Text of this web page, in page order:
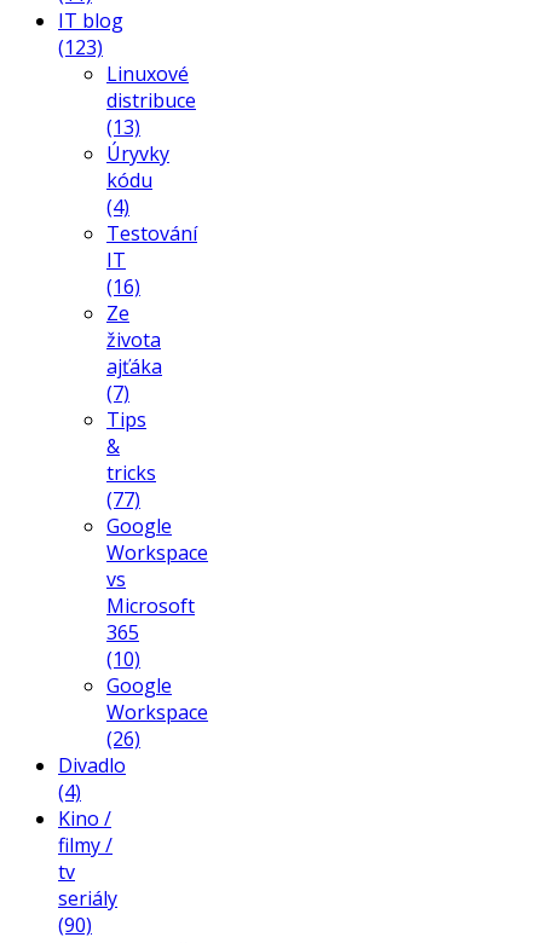
IT blog
(123)
Linuxové
distribuce
(13)
Úryvky
kódu
(4)
Testování
IT
(16)
Ze
života
ajťáka
(7)
Tips
&
tricks
(77)
Google
Workspace
vs
Microsoft
365
(10)
Google
Workspace
(26)
Divadlo
(4)
Kino /
filmy /
tv
seriály
(90)